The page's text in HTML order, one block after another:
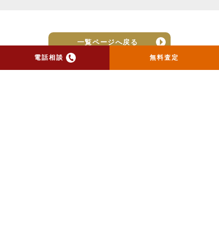
電話相談 無料査定
一覧ページへ戻る